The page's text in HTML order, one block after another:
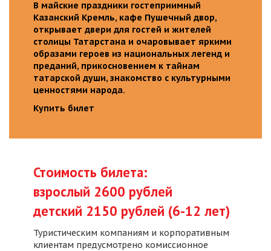
В майские праздники гостеприимный
Казанский Кремль, кафе Пушечный двор,
открывает двери для гостей и жителей
столицы Татарстана и очаровывает яркими
образами героев из национальных легенд и
преданий, прикосновением к тайнам
татарской души, знакомство с культурными
ценностями народа.
Купить билет
Стоимость билета:
взрослый 2600 рублей
детский 2150 рублей (6-12 лет)
Туристическим компаниям и корпоративным
клиентам предусмотрено комиссионное